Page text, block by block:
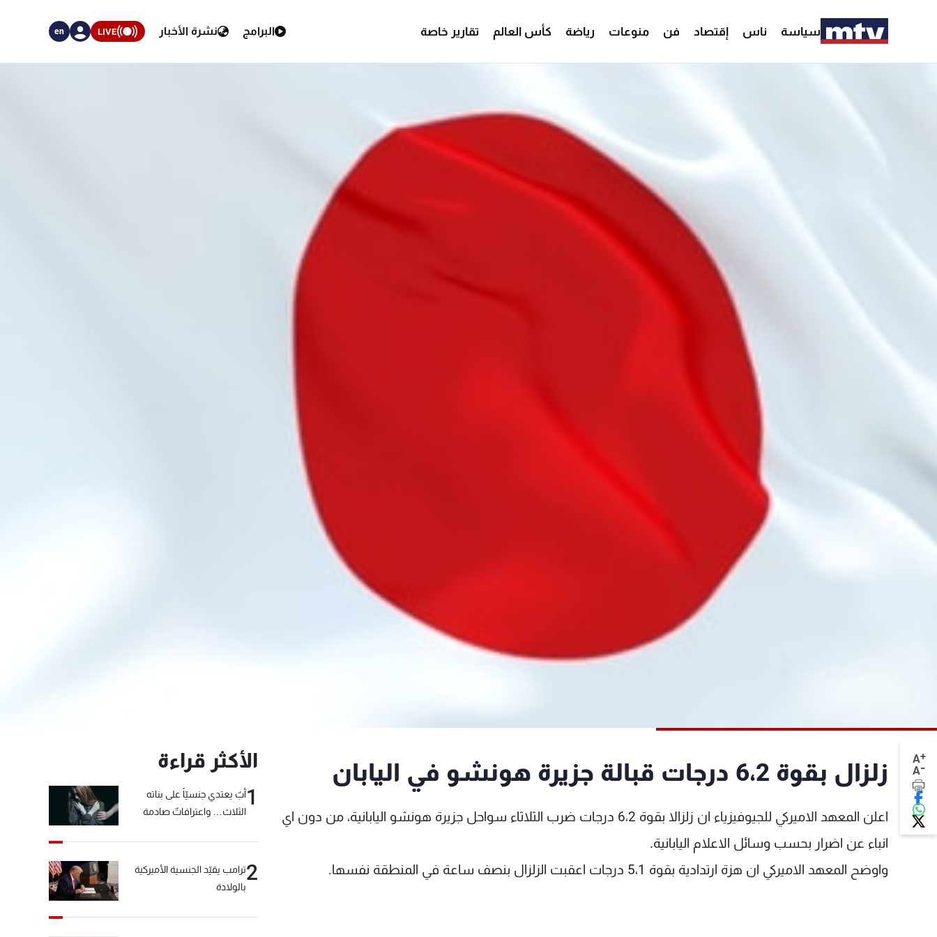
سياسة ناس إقتصاد فن منوعات رياضة كأس العالم تقارير خاصة البرامج نشرة الأخبار LIVE
en
A+
A- زلزال بقوة 6،2 درجات قبالة جزيرة هونشو في اليابان
اعلن المعهد الاميركي للجيوفيزياء ان زلزالا بقوة 6،2 درجات ضرب الثلاثاء سواحل جزيرة هونشو اليابانية، من دون اي
انباء عن اضرار بحسب وسائل الاعلام اليابانية.
واوضح المعهد الاميركي ان هزة ارتدادية بقوة 5،1 درجات اعقبت الزلزال بنصف ساعة في المنطقة نفسها.
الأكثر قراءة
1أبٌ يعتدي جنسيّاً على بناته
الثلاث… واعترافاتٌ صادمة
2ترامب يقيّد الجنسية الأميركية
بالولادة